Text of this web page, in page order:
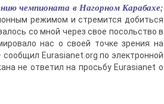
чемпионата в Нагорном Карабахе;
режимом и стремится добиться
со мной через свое посольство в
нас о своей точке зрения на
Eurasianet.org по электронной
не ответил на просьбу Eurasianet о